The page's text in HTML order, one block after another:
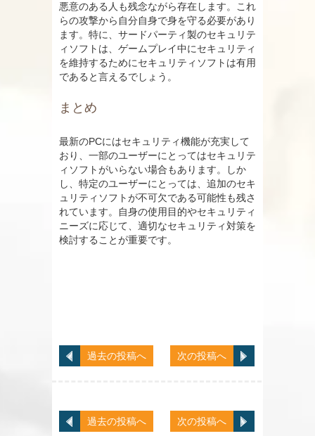
悪意のある人も残念ながら存在します。これ
らの攻撃から自分自身で身を守る必要があり
ます。特に、サードパーティ製のセキュリテ
ィソフトは、ゲームプレイ中にセキュリティ
を維持するためにセキュリティソフトは有用
であると言えるでしょう。
まとめ
最新のPCにはセキュリティ機能が充実して
おり、一部のユーザーにとってはセキュリテ
ィソフトがいらない場合もあります。しか
し、特定のユーザーにとっては、追加のセキ
ュリティソフトが不可欠である可能性も残さ
れています。自身の使用目的やセキュリティ
ニーズに応じて、適切なセキュリティ対策を
検討することが重要です。
過去の投稿へ 次の投稿へ
過去の投稿へ 次の投稿へ